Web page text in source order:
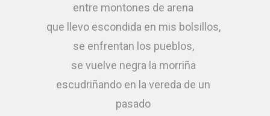
entre montones de arena
que llevo escondida en mis bolsillos,
se enfrentan los pueblos,
se vuelve negra la morriña
escudriñando en la vereda de un
pasado